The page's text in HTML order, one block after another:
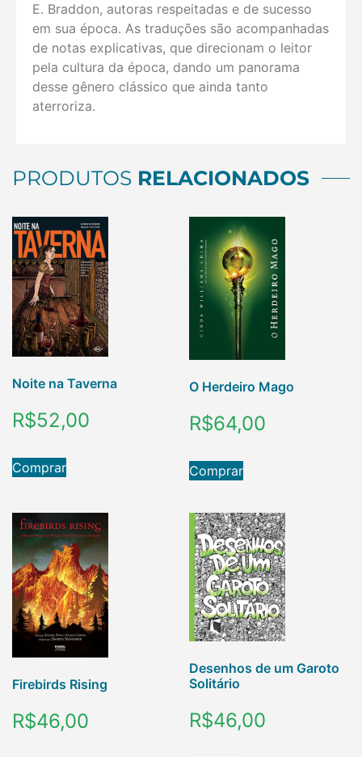
E. Braddon, autoras respeitadas e de sucesso
em sua época. As traduções são acompanhadas
de notas explicativas, que direcionam o leitor
pela cultura da época, dando um panorama
desse gênero clássico que ainda tanto
aterroriza.
PRODUTOS RELACIONADOS
Noite na Taverna
R$52,00
Comprar
O Herdeiro Mago
R$64,00
Comprar
Firebirds Rising
R$46,00
Desenhos de um Garoto
Solitário
R$46,00